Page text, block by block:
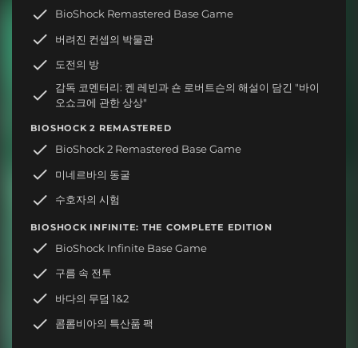
BioShock Remastered Base Game
버려진 컨셉의 박물관
도전의 방
감독 코멘터리: 켄 레빈과 숀 로버트슨의 해설이 담긴 "바이
오쇼크에 관한 상상"
BIOSHOCK 2 REMASTERED
BioShock 2 Remastered Base Game
미네르바의 동굴
수호자의 시험
BIOSHOCK INFINITE: THE COMPLETE EDITION
BioShock Infinite Base Game
구름 속 전투
바다의 무덤 1&2
콤롬비아의 특산품 팩